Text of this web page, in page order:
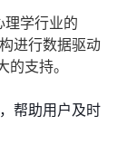
理学行业的
进行数据驱动
支持。
帮助用户及时